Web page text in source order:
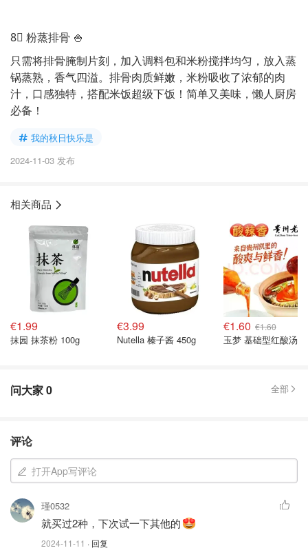
8⃣️ 粉蒸排骨 🍚
只需将排骨腌制片刻，加入调料包和米粉搅拌均匀，放入蒸
锅蒸熟，香气四溢。排骨肉质鲜嫩，米粉吸收了浓郁的肉
汁，口感独特，搭配米饭超级下饭！简单又美味，懒人厨房
必备！
我的秋日快乐是
2024-11-03 发布
相关商品
€1.99
抹园 抹茶粉 100g
€3.99
Nutella 榛子酱 450g
€1.60 €1.60
玉梦 基础型红酸汤
问大家0 全部
评论
打开App写评论
瑾0532
就买过2种，下次试一下其他的
2024-11-11 · 回复